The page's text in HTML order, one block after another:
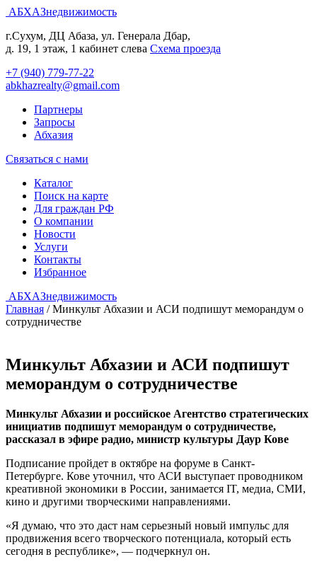
АБХАЗнедвижимость
г.Сухум, ДЦ Абаза, ул. Генерала Дбар,
д. 19, 1 этаж, 1 кабинет слева Cхема проезда
+7 (940) 779-77-22
abkhazrealty@gmail.com
Партнеры
Запросы
Абхазия
Связаться с нами
Каталог
Поиск на карте
Для граждан РФ
О компании
Новости
Услуги
Контакты
Избранное
АБХАЗнедвижимость
Главная /Минкульт Абхазии и АСИ подпишут меморандум о
сотрудничестве
Минкульт Абхазии и АСИ подпишут
меморандум о сотрудничестве
Минкульт Абхазии и российское Агентство стратегических
инициатив подпишут меморандум о сотрудничестве,
рассказал в эфире радио, министр культуры Даур Кове
Подписание пройдет в октябре на форуме в Санкт-
Петербурге. Кове уточнил, что АСИ выступает проводником
креативной экономики в России, занимается IT, медиа, СМИ,
кино и другими творческими направлениями.
«Я думаю, что это даст нам серьезный новый импульс для
продвижения всего творческого потенциала, который есть
сегодня в республике», — подчеркнул он.